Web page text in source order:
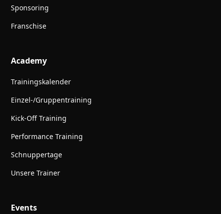
Sponsoring
Franschise
Academy
Trainingskalender
Einzel-/Gruppentraining
Kick-Off Training
Performance Training
Schnuppertage
Unsere Trainer
Events